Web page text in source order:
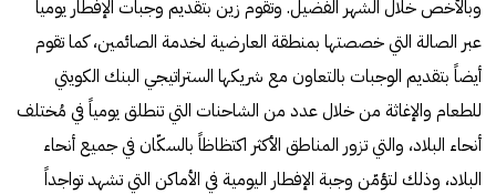
وبالأخص خلال الشهر الفضيل. وتقوم زين بتقديم وجبات الإفطار يومياً
عبر الصالة التي خصصتها بمنطقة العارضية لخدمة الصائمين، كما تقوم
أيضاً بتقديم الوجبات بالتعاون مع شريكها الستراتيجي البنك الكويتي
للطعام والإغاثة من خلال عدد من الشاحنات التي تنطلق يومياً في مُختلف
أنحاء البلاد، والتي تزور المناطق الأكثر اكتظاظاً بالسكّان في جميع أنحاء
البلاد، وذلك لتؤمّن وجبة الإفطار اليومية في الأماكن التي تشهد تواجداً